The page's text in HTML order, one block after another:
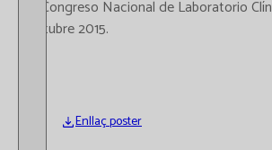
IX Congreso Nacional de Laboratorio
Octubre 2015.
Enllaç poster